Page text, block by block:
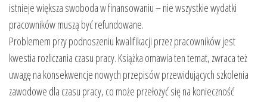
istnieje większa swoboda w finansowaniu – nie wszystkie wydatki
pracowników muszą być refundowane.
Problemem przy podnoszeniu kwalifikacji przez pracowników jest
kwestia rozliczania czasu pracy. Książka omawia ten temat, zwraca też
uwagę na konsekwencje nowych przepisów przewidujących szkolenia
zawodowe dla czasu pracy, co może przełożyć się na konieczność